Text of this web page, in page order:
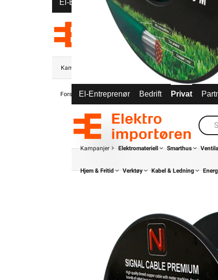
El-Entreprenør Bedrift Privat
Kampanjer Elektromateriell Smarthus
Hjem & Fritid Verktøy Kabel & Ledning
El-Entreprenør Bedrift Privat Partnere
Kampanjer Smarthus Ventilasjon
Forsiden Hjem & Fritid Hage Tilbehør Robotgressklipper